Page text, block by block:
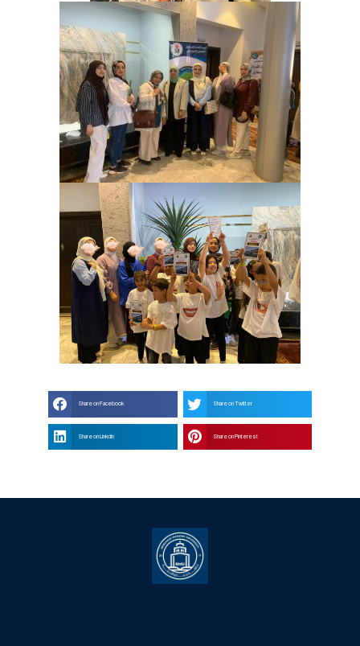
Share on Facebook Share on Twitter
Share on Linkdin Share on Pinterest